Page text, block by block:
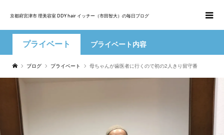
京都府宮津市 理美容室 DDY hair イッチー（市田智大）の毎日ブログ
プライベート プライベート内容
ブログ プライベート 母ちゃんが歯医者に行くので初の2人きり留守番